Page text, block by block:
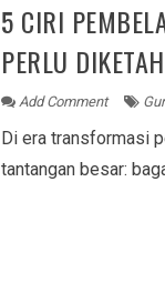
5 CIRI
PERLU
Add Comment
Di era transformasi
tantangan besar: